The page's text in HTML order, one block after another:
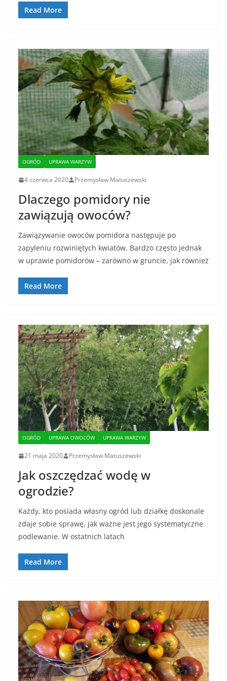
Read More
OGRÓD UPRAWA WARZYW
4 czerwca 2020 Przemysław Matuszewski
Dlaczego pomidory nie
zawiązują owoców?
Zawiązywanie owoców pomidora następuje po
zapyleniu rozwiniętych kwiatów. Bardzo często jednak
w uprawie pomidorów – zarówno w gruncie, jak również
Read More
OGRÓD UPRAWA OWOCÓW UPRAWA WARZYW
21 maja 2020 Przemysław Matuszewski
Jak oszczędzać wodę w
ogrodzie?
Każdy, kto posiada własny ogród lub działkę doskonale
zdaje sobie sprawę, jak ważne jest jego systematyczne
podlewanie. W ostatnich latach
Read More